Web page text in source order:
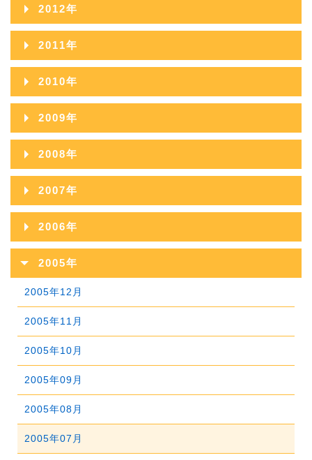
2021年02月
2021年01月
2020年03月
2020年02月
2020年01月
2019年03月
2019年02月
2019年01月
2018年05月
2018年03月
2018年02月
2018年01月
2017年07月
2017年06月
2017年05月
2017年03月
2017年02月
2017年01月
2016年08月
2016年07月
2016年06月
2016年05月
2016年03月
2016年02月
2016年01月
2015年09月
2015年08月
2015年07月
2015年06月
2015年05月
2015年03月
2015年02月
2015年01月
2014年10月
2014年09月
2014年08月
2014年07月
2014年06月
2014年05月
2014年03月
2014年02月
2014年01月
2013年11月
2013年10月
2013年09月
2013年08月
2013年07月
2013年06月
2013年05月
2013年03月
2013年02月
2013年01月
2012年
2012年12月
2012年11月
2012年10月
2012年09月
2012年08月
2012年07月
2012年06月
2012年05月
2011年
2011年12月
2011年11月
2011年10月
2011年09月
2011年08月
2011年07月
2011年06月
2011年05月
2011年04月
2011年03月
2011年02月
2011年01月
2010年
2010年12月
2010年11月
2010年10月
2010年09月
2010年08月
2010年07月
2010年06月
2010年05月
2010年04月
2010年03月
2010年02月
2010年01月
2009年
2009年12月
2009年11月
2009年10月
2009年09月
2009年08月
2009年07月
2009年06月
2009年05月
2009年04月
2009年03月
2009年02月
2008年
2008年12月
2008年11月
2008年10月
2008年09月
2008年08月
2008年07月
2008年06月
2008年05月
2008年04月
2008年03月
2007年
2007年12月
2007年11月
2007年10月
2007年09月
2007年08月
2007年07月
2007年06月
2007年05月
2007年04月
2006年
2006年12月
2005年
2005年12月
2005年11月
2005年10月
2005年09月
2005年08月
2005年07月